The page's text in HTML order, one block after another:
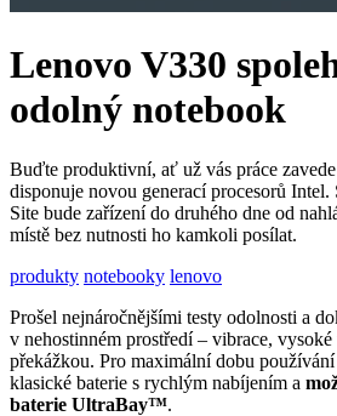
Lenovo V330
odolný notebook
Buďte produktivní, ať už vás práce
disponuje novou generací procesorů
Site bude zařízení do druhého dne od
místě bez nutnosti ho kamkoli posílat.
produkty notebooky lenovo
Prošel nejnáročnějšími testy odolnosti a
v nehostinném prostředí – vibrace,
překážkou. Pro maximální dobu
klasické baterie s rychlým nabíjením a
baterie UltraBay™.